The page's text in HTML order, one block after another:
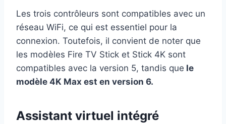
Les trois contrôleurs sont compatibles avec un
réseau WiFi, ce qui est essentiel pour la
connexion. Toutefois, il convient de noter que
les modèles Fire TV Stick et Stick 4K sont
compatibles avec la version 5, tandis que le
modèle 4K Max est en version 6.
Assistant virtuel intégré